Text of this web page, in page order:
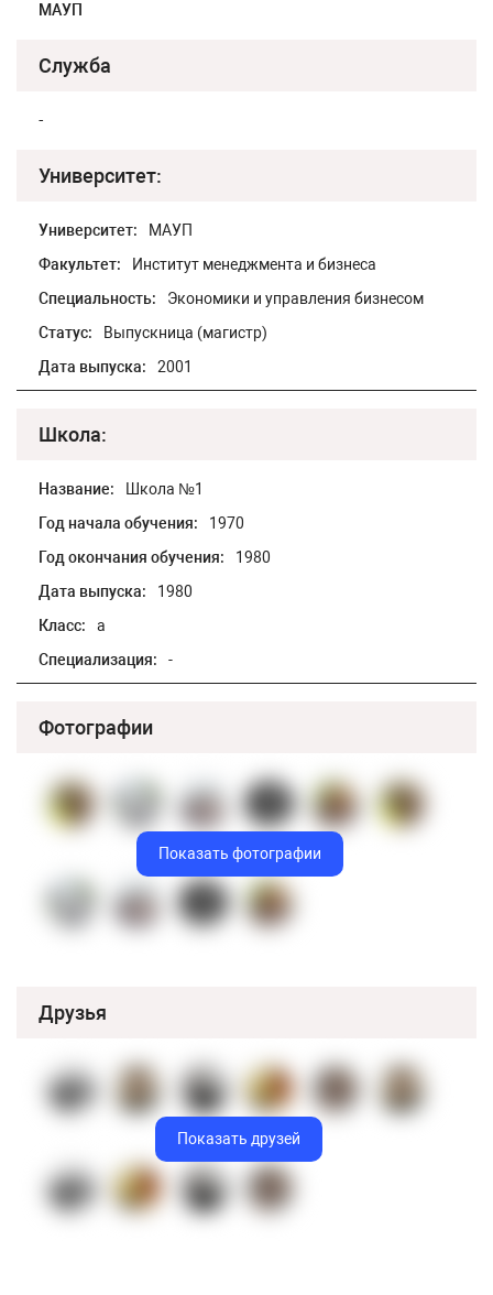
МАУП
Служба
-
Университет:
Университет:
МАУП
Факультет:
Институт менеджмента и бизнеса
Специальность:
Экономики и управления бизнесом
Статус:
Выпускница (магистр)
Дата выпуска:
2001
Школа:
Название:
Школа №1
Год начала обучения:
1970
Год окончания обучения:
1980
Дата выпуска:
1980
Класс:
а
Специализация:
-
Фотографии
Показать фотографии
Друзья
Показать друзей